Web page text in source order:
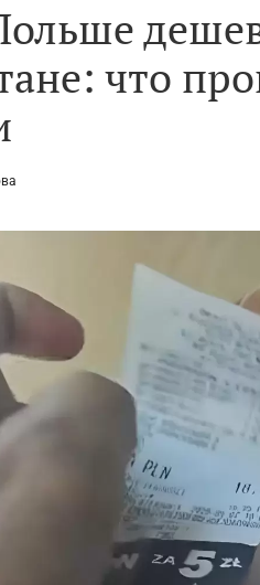
что